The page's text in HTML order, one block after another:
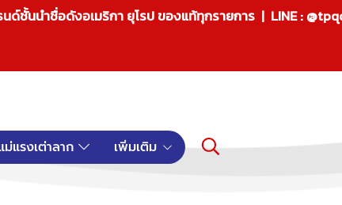
ด์ชั้นนำชื่อดังอเมริกา ยุโรป ของแท้ทุกรายการ | LINE :
แรงเต่าลาก เพิ่มเติม